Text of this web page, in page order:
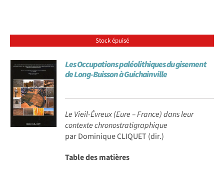
Stock épuisé
Les Occupations paléolithiques du gisement
de Long-Buisson à Guichainville
Le Vieil-Évreux (Eure – France) dans leur
contexte chronostratigraphique
par Dominique CLIQUET (dir.)
Table des matières